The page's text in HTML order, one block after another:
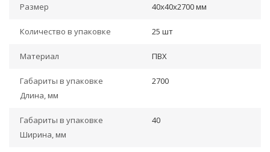
Размер 40х40х2700 мм
Количество в упаковке 25 шт
Материал ПВХ
Габариты в упаковке
Длина, мм
2700
Габариты в упаковке
Ширина, мм
40